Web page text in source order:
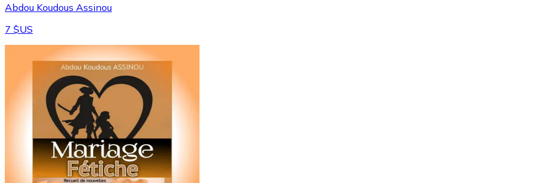
Abdou Koudous Assinou
7 $US